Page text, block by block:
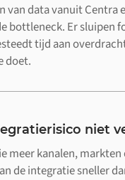
van data vanuit Centra
bottleneck. Er sluipen
tijd aan
doet.
niet
meer kanalen,
de integratie sneller